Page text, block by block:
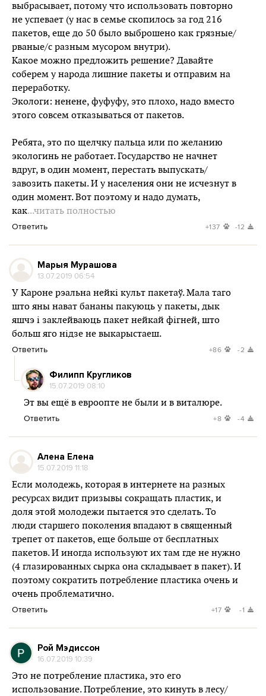
выбрасывает, потому что использовать повторно
не успевает (у нас в семье скопилось за год 216
пакетов, еще до 50 было выброшено как грязные/
рваные/с разным мусором внутри).
Какое можно предложить решение? Давайте
соберем у народа лишние пакеты и отправим на
переработку.
Экологи: ненене, фуфуфу, это плохо, надо вместо
этого совсем отказываться от пакетов.
Ребята, это по щелчку пальца или по желанию
экологинь не работает. Государство не начнет
вдруг, в один момент, перестать выпускать/
завозить пакеты. И у населения они не исчезнут в
один момент. Вот поэтому и надо думать,
как...читать полностью
Ответить +137 -12
Марыя Мурашова
13.07.2019 06:54
У Кароне рэальна нейкі культ пакетаў. Мала таго
што яны нават бананы пакуюць у пакеты, дык
яшчэ і заклейваюць пакет нейкай фігней, што
больш яго нідзе не выкарыстаеш.
Ответить +86 -2
Филипп Кругликов
15.07.2019 08:10
Эт вы ещё в евроопте не были и в виталюре.
Ответить +8 -4
Алена Елена
15.07.2019 11:18
Если молодежь, которая в интернете на разных
ресурсах видит призывы сокращать пластик, и
доля этой молодежи пытается это сделать. То
люди старшего поколения впадают в священный
трепет от пакетов, еще больше от бесплатных
пакетов. И иногда используют их там где не нужно
(4 глазированных сырка она складывает в пакет). И
поэтому сократить потребление пластика очень и
очень проблематично.
Ответить +17 -1
Рой Мэдиссон
16.07.2019 10:39
Это не потребление пластика, это его
использование. Потребление, это кинуть в лесу/